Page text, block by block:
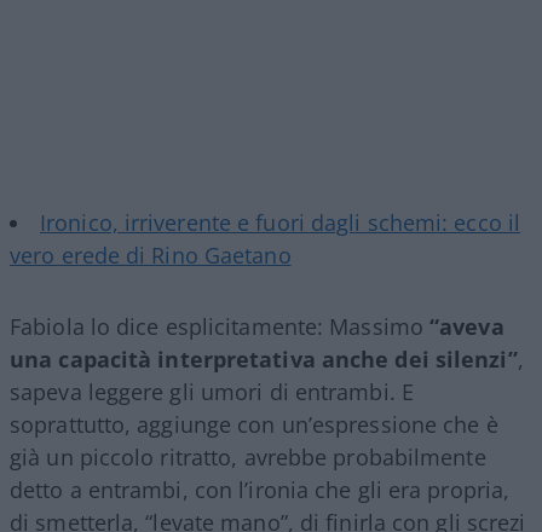
Ironico, irriverente e fuori dagli schemi: ecco il
vero erede di Rino Gaetano
Fabiola lo dice esplicitamente: Massimo “aveva
una capacità interpretativa anche dei silenzi”,
sapeva leggere gli umori di entrambi. E
soprattutto, aggiunge con un’espressione che è
già un piccolo ritratto, avrebbe probabilmente
detto a entrambi, con l’ironia che gli era propria,
di smetterla, “levate mano”, di finirla con gli screzi